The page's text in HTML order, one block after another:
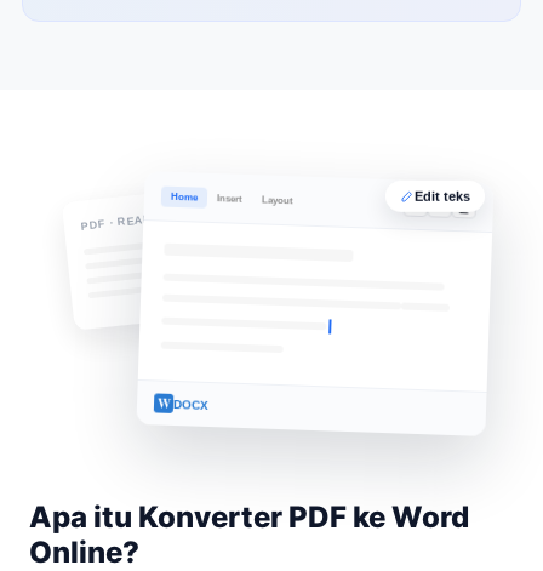
PDF · READ-ONLY
Home Insert Layout B I U
WDOCX
Edit teks
Apa itu Konverter PDF ke Word
Online?